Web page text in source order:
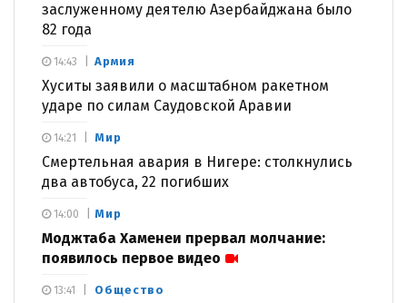
заслуженному деятелю Азербайджана было
82 года
Армия
Хуситы заявили о масштабном ракетном
ударе по силам Саудовской Аравии
14:43
Мир
Смертельная авария в Нигере: столкнулись
два автобуса, 22 погибших
14:21
Мир
Моджтаба Хаменеи прервал молчание:
появилось первое видео
14:00
Общество
13:41